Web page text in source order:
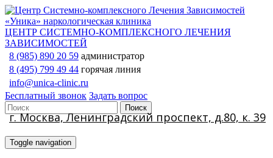
ЦЕНТР СИСТЕМНО-КОМПЛЕКСНОГО ЛЕЧЕНИЯ
ЗАВИСИМОСТЕЙ
8 (985) 890 20 59 администратор
8 (495) 799 49 44 горячая линия
info@unica-clinic.ru
Бесплатный звонок Задать вопрос
г. Москва, Ленинградский проспект, д.80, к. 39
Toggle navigation